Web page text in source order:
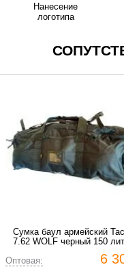
Нанесение
логотипа
Сумка баул армейский
7.62 WOLF черный 150
Оптовая:
6